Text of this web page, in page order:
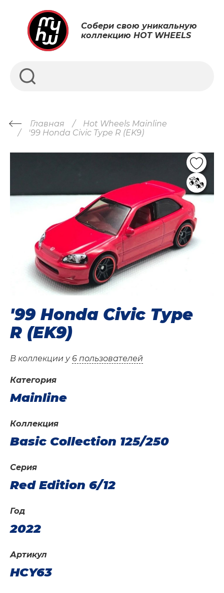
Собери свою уникальную
коллекцию HOT WHEELS
Главная
Hot Wheels Mainline
'99 Honda Civic Type R (EK9)
'99 Honda Civic Type
R (EK9)
В коллекции у 6 пользователей
Категория
Mainline
Год
2022
Коллекция
Basic Collection 125/250
Артикул
HCY63
Серия
Red Edition 6/12